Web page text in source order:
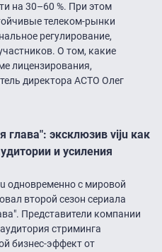
на 30–60 %. При этом
телеком-рынки
регулирование,
О том, какие
лицензирования,
директора АСТО Олег
эксклюзив viju как
и усиления
одновременно с мировой
второй сезон сериала
Представители компании
стриминга
бизнес-эффект от